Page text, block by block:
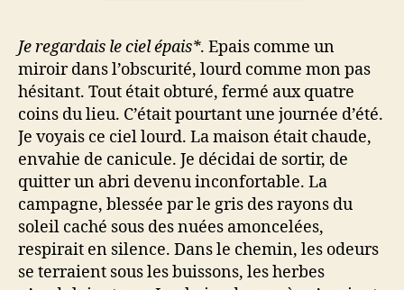
Je regardais le ciel épais*. Epais comme un
miroir dans l’obscurité, lourd comme mon pas
hésitant. Tout était obturé, fermé aux quatre
coins du lieu. C’était pourtant une journée d’été.
Je voyais ce ciel lourd. La maison était chaude,
envahie de canicule. Je décidai de sortir, de
quitter un abri devenu inconfortable. La
campagne, blessée par le gris des rayons du
soleil caché sous des nuées amoncelées,
respirait en silence. Dans le chemin, les odeurs
se terraient sous les buissons, les herbes